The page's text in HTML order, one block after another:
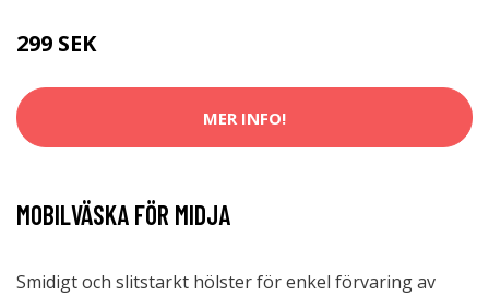
299 SEK
MER INFO!
MOBILVÄSKA FÖR MIDJA
Smidigt och slitstarkt hölster för enkel förvaring av